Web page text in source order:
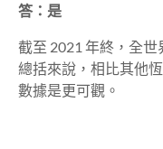
答：是
截至 2021 年終，全世
總括來說，相比其他
數據是更可觀。